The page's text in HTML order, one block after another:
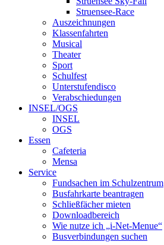
Struensee-Race
Auszeichnungen
Klassenfahrten
Musical
Theater
Sport
Schulfest
Unterstufendisco
Verabschiedungen
INSEL/OGS
INSEL
OGS
Essen
Cafeteria
Mensa
Service
Fundsachen im Schulzentrum
Busfahrkarte beantragen
Schließfächer mieten
Downloadbereich
Wie nutze ich „i-Net-Menue“
Busverbindungen suchen